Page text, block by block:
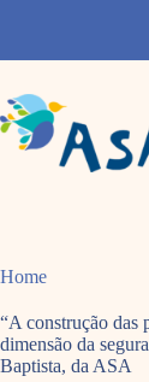
Home
“A construção das
dimensão da
Baptista, da ASA